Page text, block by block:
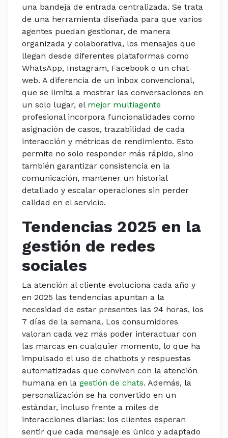
una bandeja de entrada centralizada. Se trata
de una herramienta diseñada para que varios
agentes puedan gestionar, de manera
organizada y colaborativa, los mensajes que
llegan desde diferentes plataformas como
WhatsApp, Instagram, Facebook o un chat
web. A diferencia de un inbox convencional,
que se limita a mostrar las conversaciones en
un solo lugar, el mejor multiagente
profesional incorpora funcionalidades como
asignación de casos, trazabilidad de cada
interacción y métricas de rendimiento. Esto
permite no solo responder más rápido, sino
también garantizar consistencia en la
comunicación, mantener un historial
detallado y escalar operaciones sin perder
calidad en el servicio.
Tendencias 2025 en la
gestión de redes
sociales
La atención al cliente evoluciona cada año y
en 2025 las tendencias apuntan a la
necesidad de estar presentes las 24 horas, los
7 días de la semana. Los consumidores
valoran cada vez más poder interactuar con
las marcas en cualquier momento, lo que ha
impulsado el uso de chatbots y respuestas
automatizadas que conviven con la atención
humana en la gestión de chats. Además, la
personalización se ha convertido en un
estándar, incluso frente a miles de
interacciones diarias: los clientes esperan
sentir que cada mensaje es único y adaptado